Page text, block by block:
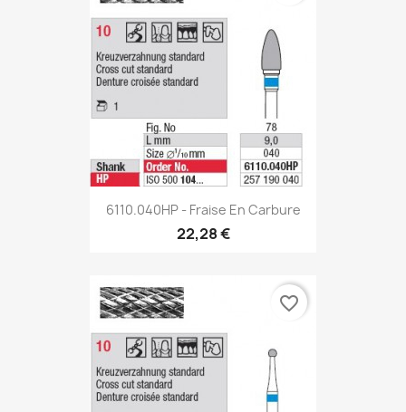
6110.040HP - Fraise En Carbure
22,28 €
favorite_border